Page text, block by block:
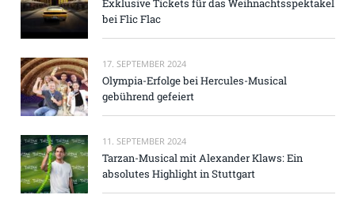
bei Flic Flac
17. SEPTEMBER 2024
Olympia-Erfolge bei Hercules-Musical
gebührend gefeiert
11. SEPTEMBER 2024
Tarzan-Musical mit Alexander Klaws: Ein
absolutes Highlight in Stuttgart